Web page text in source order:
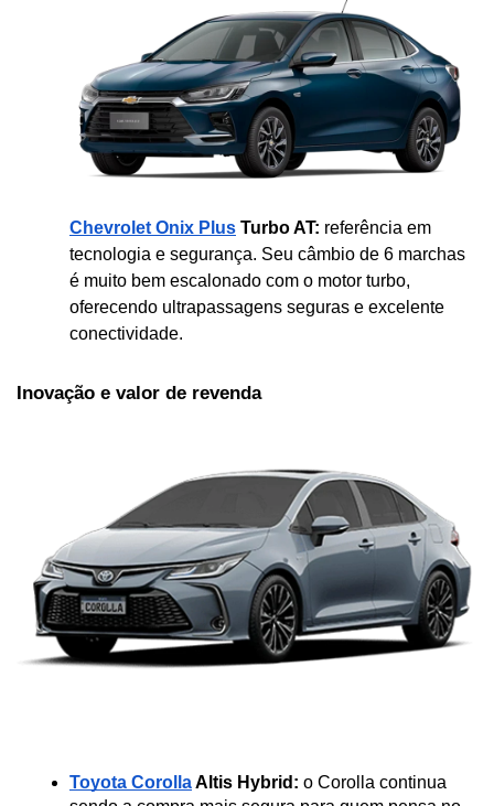
Chevrolet Onix Plus Turbo AT: referência em
tecnologia e segurança. Seu câmbio de 6 marchas
é muito bem escalonado com o motor turbo,
oferecendo ultrapassagens seguras e excelente
conectividade.
Inovação e valor de revenda
Toyota Corolla Altis Hybrid: o Corolla continua